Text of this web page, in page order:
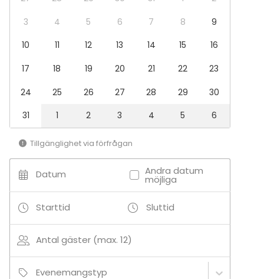
Bröllop
Middag / Lunch
Konferens
Föreställning / show
Rekreation
Julbord / Julfest
Lokal
Bastu
Herrgård / Villa
Aktiviteter
Kock- / drinkskola
Utomhusaktiviteter
3
4 5 6 7 8
9
10
11 12 13 14 15
16
17
18 19 20 21 22
23
24
25 26 27 28 29
30
31
1 2 3 4 5 6
Tillgänglighet via förfrågan
Datum Andra datum
möjliga
Starttid Sluttid
Antal gäster (max. 12)
Evenemangstyp